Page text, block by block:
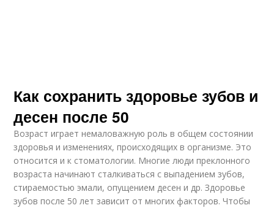
Как сохранить здоровье зубов и
десен после 50
Возраст играет немаловажную роль в общем состоянии
здоровья и изменениях, происходящих в организме. Это
относится и к стоматологии. Многие люди преклонного
возраста начинают сталкиваться с выпадением зубов,
стираемостью эмали, опущением десен и др. Здоровье
зубов после 50 лет зависит от многих факторов. Чтобы